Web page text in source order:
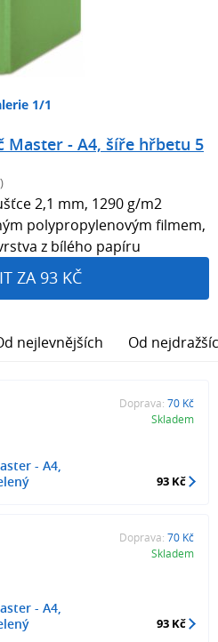
1/1
Master - A4, šíře hřbetu 5
2,1 mm, 1290 g/m2
polypropylenovým filmem,
z bílého papíru
ZA 93 KČ
nejlevnějších Od
- A4,
Doprava: 70 Kč
Skladem
93 Kč
- A4,
Doprava: 70 Kč
Skladem
93 Kč